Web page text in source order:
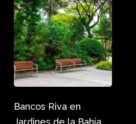
Jardines
de
la
Bahía
de
IBancos Riva en
Jardines de la Bahía